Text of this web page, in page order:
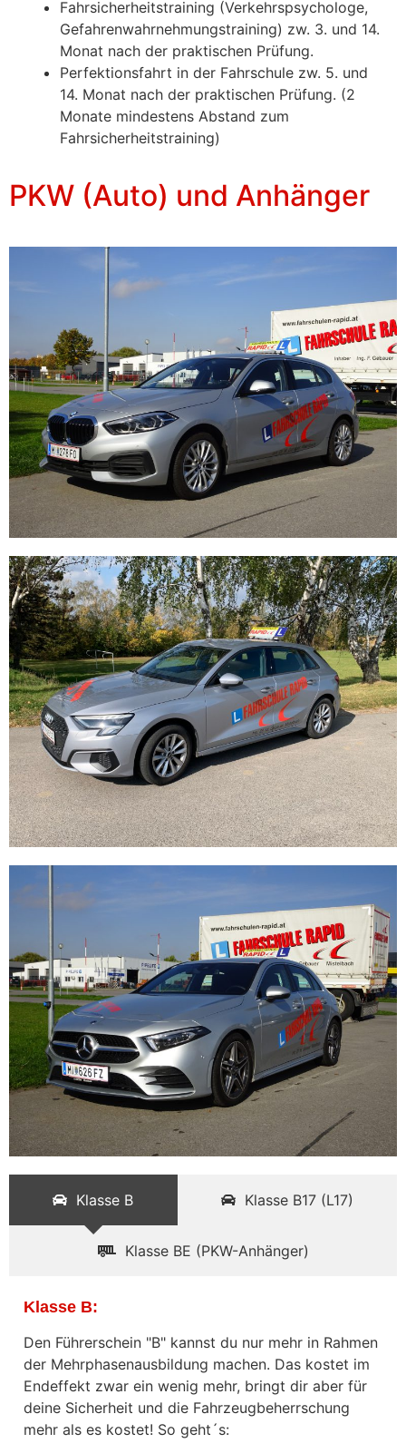
Fahrsicherheitstraining (Verkehrspsychologe,
Gefahrenwahrnehmungstraining) zw. 3. und 14.
Monat nach der praktischen Prüfung.
Perfektionsfahrt in der Fahrschule zw. 5. und
14. Monat nach der praktischen Prüfung. (2
Monate mindestens Abstand zum
Fahrsicherheitstraining)
PKW (Auto) und Anhänger
Klasse B Klasse B17 (L17)
Klasse BE (PKW-Anhänger)
Klasse B:
Den Führerschein "B" kannst du nur mehr in Rahmen
der Mehrphasenausbildung machen. Das kostet im
Endeffekt zwar ein wenig mehr, bringt dir aber für
deine Sicherheit und die Fahrzeugbeherrschung
mehr als es kostet! So geht´s: